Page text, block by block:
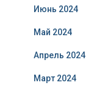
Июнь 2024
Май 2024
Апрель 2024
Март 2024